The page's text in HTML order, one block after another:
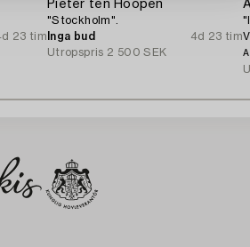
23 tim
Pieter ten Hoopen
"Stockholm".
Inga bud
4d 23 tim
Utropspris 2 500 SEK